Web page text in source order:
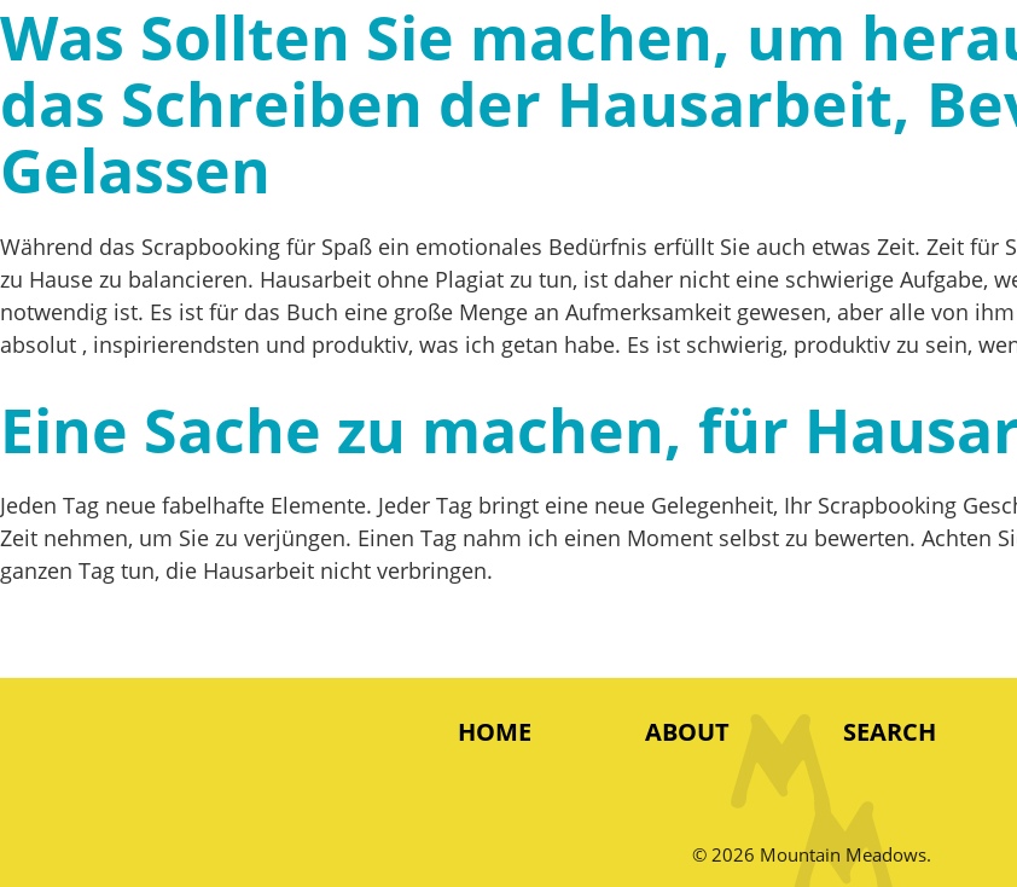
Was Sollten Sie machen, um
das Schreiben der Hausarbeit,
Gelassen
Während das Scrapbooking für Spaß ein emotionales Bedürfnis erfüllt Sie auch etwas Zeit. Zeit für
zu Hause zu balancieren. Hausarbeit ohne Plagiat zu tun, ist daher nicht eine schwierige Aufgabe,
notwendig ist. Es ist für das Buch eine große Menge an Aufmerksamkeit gewesen, aber alle von
absolut , inspirierendsten und produktiv, was ich getan habe. Es ist schwierig, produktiv zu sein,
Eine Sache zu machen, für
Jeden Tag neue fabelhafte Elemente. Jeder Tag bringt eine neue Gelegenheit, Ihr Scrapbooking
Zeit nehmen, um Sie zu verjüngen. Einen Tag nahm ich einen Moment selbst zu bewerten. Achten
ganzen Tag tun, die Hausarbeit nicht verbringen.
HOME ABOUT SEARCH
© 2026 Mountain Meadows.